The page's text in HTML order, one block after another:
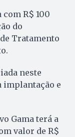
R$ 100
do
Tratamento
neste
implantação e
Gama terá a
valor de R$